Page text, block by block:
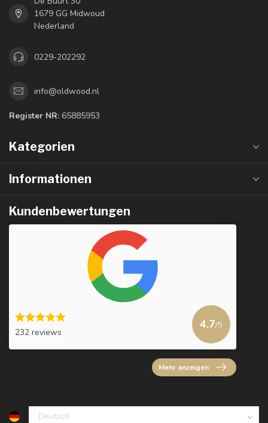
1679 GG Midwoud
Nederland
0229-202292
info@oldwood.nl
Register NR: 65885953
Kategorien
Informationen
Kundenbewertungen
232 reviews
4.7/5
Mehr anzeigen